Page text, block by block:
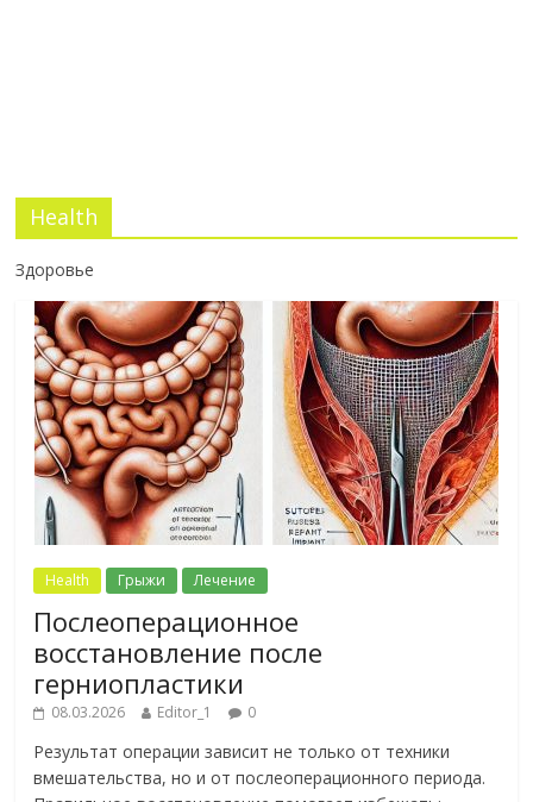
Health
Здоровье
Health Грыжи Лечение
Послеоперационное
восстановление после
герниопластики
08.03.2026 Editor_1 0
Результат операции зависит не только от техники
вмешательства, но и от послеоперационного периода.